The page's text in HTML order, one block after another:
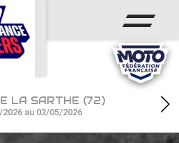
LA SARTHE (72)
au 03/05/2026